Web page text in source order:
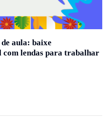
aula: baixe
lendas para trabalhar